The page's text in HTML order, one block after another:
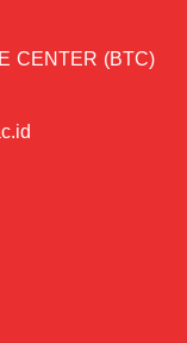
#4
CENTER (BTC)